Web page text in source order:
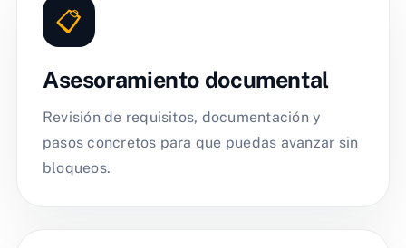
📋
Asesoramiento documental
Revisión de requisitos, documentación y
pasos concretos para que puedas avanzar sin
bloqueos.